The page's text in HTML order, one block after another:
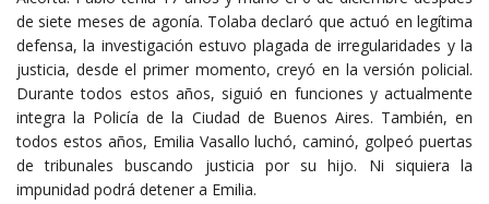
de siete meses de agonía. Tolaba declaró que actuó en legítima
defensa, la investigación estuvo plagada de irregularidades y la
justicia, desde el primer momento, creyó en la versión policial.
Durante todos estos años, siguió en funciones y actualmente
integra la Policía de la Ciudad de Buenos Aires. También, en
todos estos años, Emilia Vasallo luchó, caminó, golpeó puertas
de tribunales buscando justicia por su hijo. Ni siquiera la
impunidad podrá detener a Emilia.